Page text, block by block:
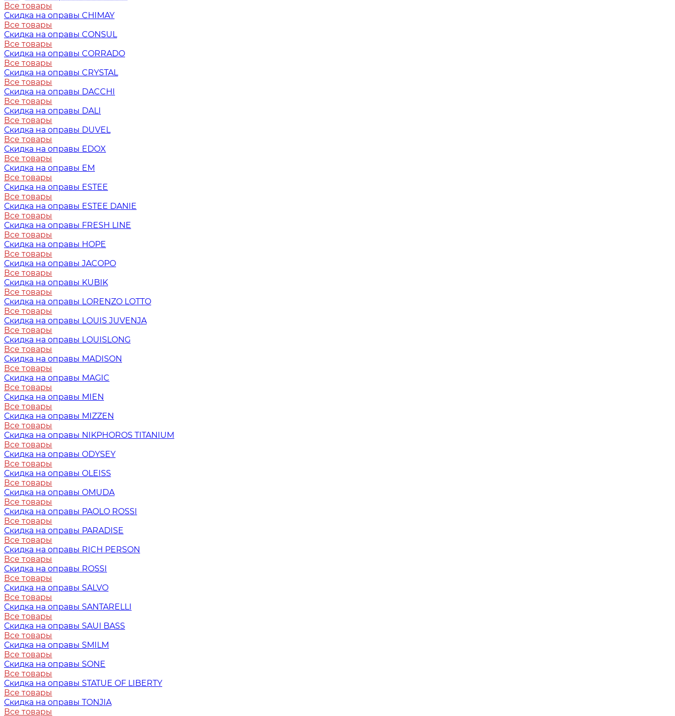
Все товары
Скидка на оправы CHIMAY
Все товары
Скидка на оправы CONSUL
Все товары
Скидка на оправы CORRADO
Все товары
Скидка на оправы CRYSTAL
Все товары
Скидка на оправы DACCHI
Все товары
Скидка на оправы DALI
Все товары
Скидка на оправы DUVEL
Все товары
Скидка на оправы EDOX
Все товары
Скидка на оправы EM
Все товары
Скидка на оправы ESTEE
Все товары
Скидка на оправы ESTEE DANIE
Все товары
Скидка на оправы FRESH LINE
Все товары
Скидка на оправы HOPE
Все товары
Скидка на оправы JACOPO
Все товары
Скидка на оправы KUBIK
Все товары
Скидка на оправы LORENZO LOTTO
Все товары
Скидка на оправы LOUIS JUVENJA
Все товары
Скидка на оправы LOUISLONG
Все товары
Скидка на оправы MADISON
Все товары
Скидка на оправы MAGIC
Все товары
Скидка на оправы MIEN
Все товары
Скидка на оправы MIZZEN
Все товары
Скидка на оправы NIKPHOROS TITANIUM
Все товары
Скидка на оправы ODYSEY
Все товары
Скидка на оправы OLEISS
Все товары
Скидка на оправы OMUDA
Все товары
Скидка на оправы PAOLO ROSSI
Все товары
Скидка на оправы PARADISE
Все товары
Скидка на оправы RICH PERSON
Все товары
Скидка на оправы ROSSI
Все товары
Скидка на оправы SALVO
Все товары
Скидка на оправы SANTARELLI
Все товары
Скидка на оправы SAUI BASS
Все товары
Скидка на оправы SMILM
Все товары
Скидка на оправы SONE
Все товары
Скидка на оправы STATUE OF LIBERTY
Все товары
Скидка на оправы TONJIA
Все товары